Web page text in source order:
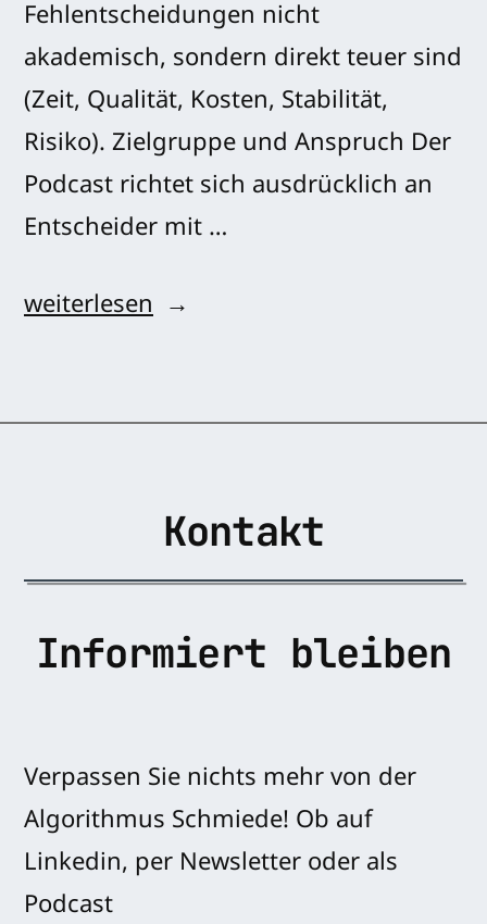
Fehlentscheidungen nicht
akademisch, sondern direkt teuer sind
(Zeit, Qualität, Kosten, Stabilität,
Risiko). Zielgruppe und Anspruch Der
Podcast richtet sich ausdrücklich an
Entscheider mit …
„0000
weiterlesen
Kontakt
Informiert bleiben
Verpassen Sie nichts mehr von der
Algorithmus Schmiede! Ob auf
Linkedin, per Newsletter oder als
Podcast